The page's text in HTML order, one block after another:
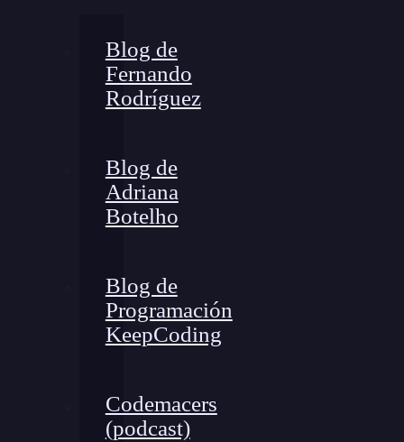
Blog de
Fernando
Rodríguez
Blog de
Adriana
Botelho
Blog de
Programación
KeepCoding
Codemacers
(podcast)